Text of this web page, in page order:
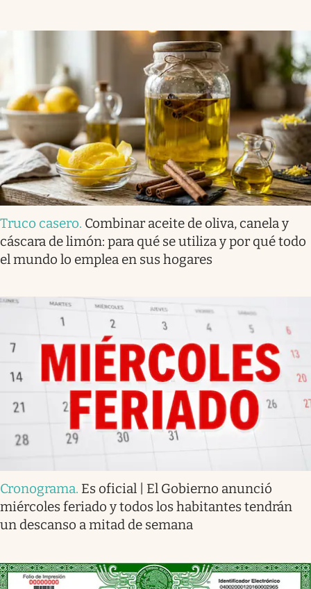
Truco casero. Combinar aceite de oliva, canela y
cáscara de limón: para qué se utiliza y por qué todo
el mundo lo emplea en sus hogares
Cronograma. Es oficial | El Gobierno anunció
miércoles feriado y todos los habitantes tendrán
un descanso a mitad de semana